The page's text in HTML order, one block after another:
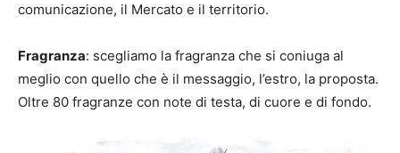
comunicazione, il Mercato e il territorio.
Fragranza: scegliamo la fragranza che si coniuga al
meglio con quello che è il messaggio, l’estro, la proposta.
Oltre 80 fragranze con note di testa, di cuore e di fondo.